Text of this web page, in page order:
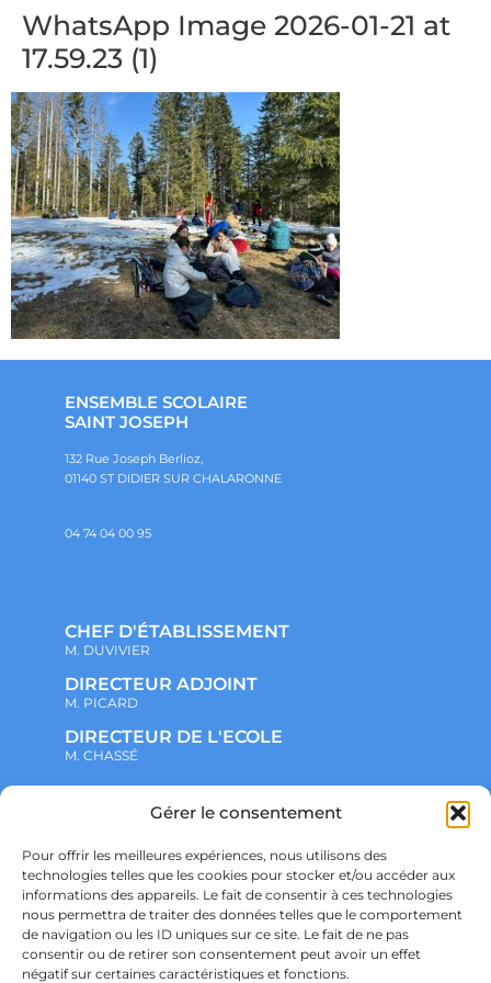
Gérer le consentement
Pour offrir les meilleures expériences, nous utilisons des
technologies telles que les cookies pour stocker et/ou accéder aux
informations des appareils. Le fait de consentir à ces technologies
nous permettra de traiter des données telles que le comportement
de navigation ou les ID uniques sur ce site. Le fait de ne pas
consentir ou de retirer son consentement peut avoir un effet
négatif sur certaines caractéristiques et fonctions.
WhatsApp Image 2026-01-21 at
17.59.23 (1)
ENSEMBLE SCOLAIRE
SAINT JOSEPH
132 Rue Joseph Berlioz,
01140 ST DIDIER SUR CHALARONNE
04 74 04 00 95
CHEF D'ÉTABLISSEMENT
M. DUVIVIER
DIRECTEUR ADJOINT
M. PICARD
DIRECTEUR DE L'ECOLE
M. CHASSÉ
NOTRE ENSEMBLE SCOLAIRE
ADMINISTRATIF
VIE ASSOCIATIVE
PARTENARIATS
CONTACT
PRÉ-INSCRIPTION
ÉCOLE
COLLÈGE
LYCÉE